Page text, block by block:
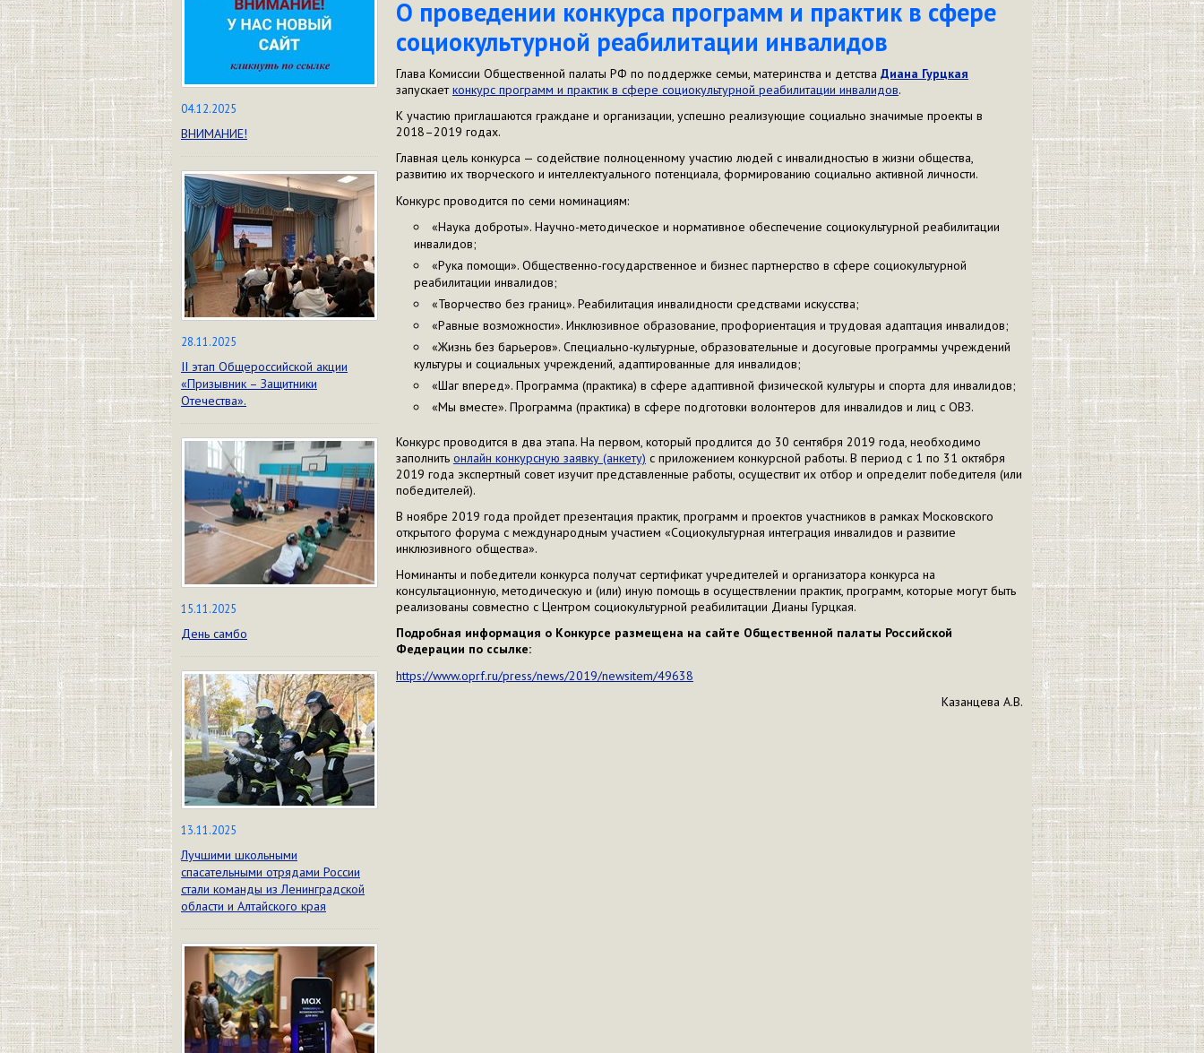
04.12.2025
ВНИМАНИЕ!
28.11.2025
II этап Общероссийской акции
«Призывник – Защитники
Отечества».
15.11.2025
День самбо
13.11.2025
Лучшими школьными
спасательными отрядами России
стали команды из Ленинградской
области и Алтайского края
О проведении конкурса программ и практик в сфере
социокультурной реабилитации инвалидов
Глава Комиссии Общественной палаты РФ по поддержке семьи, материнства и детства Диана Гурцкая
запускаетконкурс программ и практик в сфере социокультурной реабилитации инвалидов.
К участию приглашаются граждане и организации, успешно реализующие социально значимые проекты в
2018–2019 годах.
Главная цель конкурса — содействие полноценному участию людей с инвалидностью в жизни общества,
развитию их творческого и интеллектуального потенциала, формированию социально активной личности.
Конкурс проводится по семи номинациям:
«Наука доброты». Научно-методическое и нормативное обеспечение социокультурной реабилитации
инвалидов;
«Рука помощи». Общественно-государственное и бизнес партнерство в сфере социокультурной
реабилитации инвалидов;
«Творчество без границ». Реабилитация инвалидности средствами искусства;
«Равные возможности». Инклюзивное образование, профориентация и трудовая адаптация инвалидов;
«Жизнь без барьеров». Специально-культурные, образовательные и досуговые программы учреждений
культуры и социальных учреждений, адаптированные для инвалидов;
«Шаг вперед». Программа (практика) в сфере адаптивной физической культуры и спорта для инвалидов;
«Мы вместе». Программа (практика) в сфере подготовки волонтеров для инвалидов и лиц с ОВЗ.
Конкурс проводится в два этапа. На первом, который продлится до 30 сентября 2019 года, необходимо
заполнить онлайн конкурсную заявку (анкету) с приложением конкурсной работы. В период с 1 по 31 октября
2019 года экспертный совет изучит представленные работы, осуществит их отбор и определит победителя (или
победителей).
В ноябре 2019 года пройдет презентация практик, программ и проектов участников в рамках Московского
открытого форума с международным участием «Социокультурная интеграция инвалидов и развитие
инклюзивного общества».
Номинанты и победители конкурса получат сертификат учредителей и организатора конкурса на
консультационную, методическую и (или) иную помощь в осуществлении практик, программ, которые могут быть
реализованы совместно с Центром социокультурной реабилитации Дианы Гурцкая.
Подробная информация о Конкурсе размещена на сайте Общественной палаты Российской
Федерации по ссылке:
https://www.oprf.ru/press/news/2019/newsitem/49638
Казанцева А.В.